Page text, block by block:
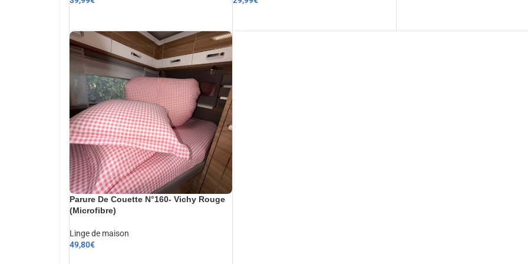
Parure De Couette N°160- Vichy Rouge
(Microfibre)
Linge de maison
49,80€